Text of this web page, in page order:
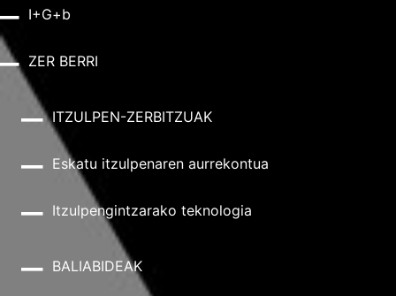
I+G+b
ZER BERRI
ITZULPEN-ZERBITZUAK
Eskatu itzulpenaren aurrekontua
Itzulpengintzarako teknologia
BALIABIDEAK